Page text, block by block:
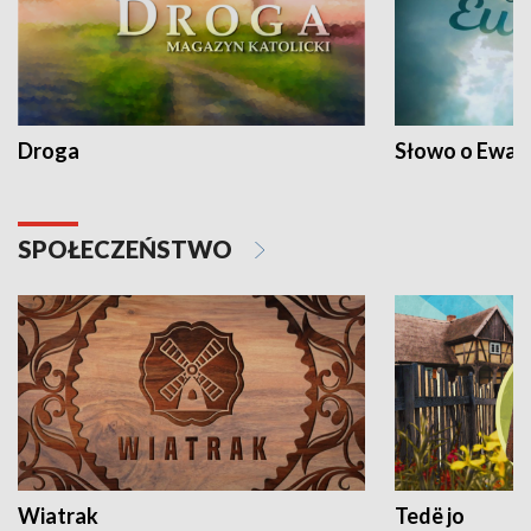
Droga Słowo o
SPOŁECZEŃSTWO
Wiatrak Tedë jo